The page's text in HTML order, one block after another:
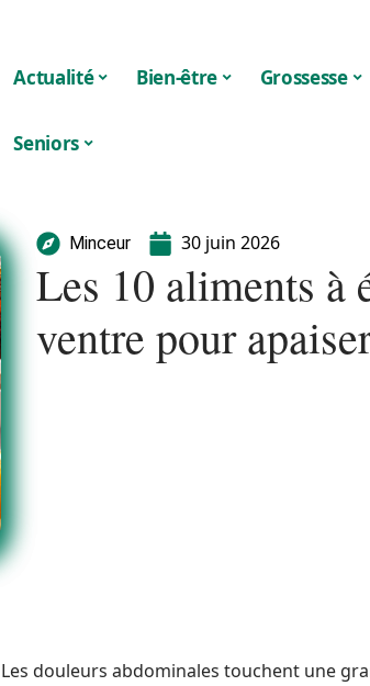
Actualité Bien-être Grossesse
Seniors
Minceur 30 juin 2026
Les 10 aliments à
ventre pour
Les douleurs abdominales touchent une